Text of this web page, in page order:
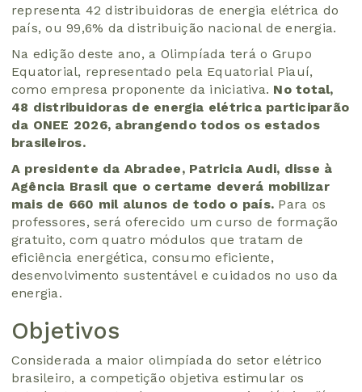
representa 42 distribuidoras de energia elétrica do
país, ou 99,6% da distribuição nacional de energia.
Na edição deste ano, a Olimpíada terá o Grupo
Equatorial, representado pela Equatorial Piauí,
como empresa proponente da iniciativa. No total,
48 distribuidoras de energia elétrica participarão
da ONEE 2026, abrangendo todos os estados
brasileiros.
A presidente da Abradee, Patricia Audi, disse à
Agência Brasil que o certame deverá mobilizar
mais de 660 mil alunos de todo o país. Para os
professores, será oferecido um curso de formação
gratuito, com quatro módulos que tratam de
eficiência energética, consumo eficiente,
desenvolvimento sustentável e cuidados no uso da
energia.
Objetivos
Considerada a maior olimpíada do setor elétrico
brasileiro, a competição objetiva estimular os